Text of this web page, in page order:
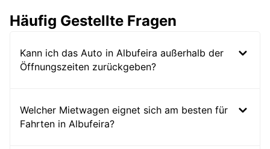
Häufig Gestellte Fragen
Kann ich das Auto in Albufeira außerhalb der
Öffnungszeiten zurückgeben?
Welcher Mietwagen eignet sich am besten für
Fahrten in Albufeira?